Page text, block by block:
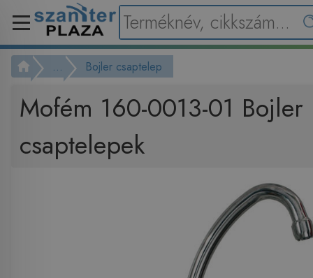
... Bojler csaptelep
Mofém 160-0013-01 Bojler
csaptelepek